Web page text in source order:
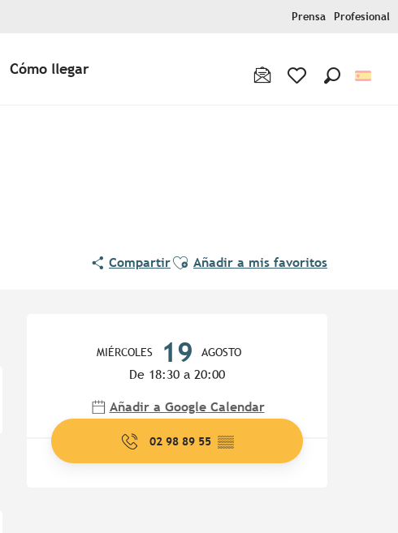
Prensa Profesional
Cómo llegar
CompartirAjouter aux favoris
Añadir a mis favoritos
MIÉRCOLES 19 AGOSTO
De 18:30 a 20:00
Añadir a Google Calendar
02 98 89 55 ▒▒